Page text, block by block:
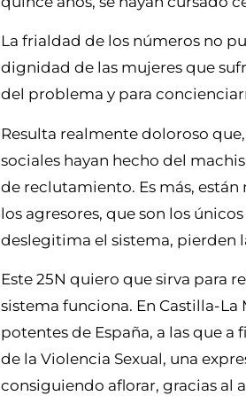
La frialdad de los números no
dignidad de las mujeres que
del problema y para
Resulta realmente doloroso
sociales hayan hecho del
de reclutamiento. Es más, están
los agresores, que son los
deslegitima el sistema, pierden
Este 25N quiero que sirva para
sistema funciona. En Castilla-
potentes de España, a las que a
de la Violencia Sexual, una
consiguiendo aflorar, gracias al